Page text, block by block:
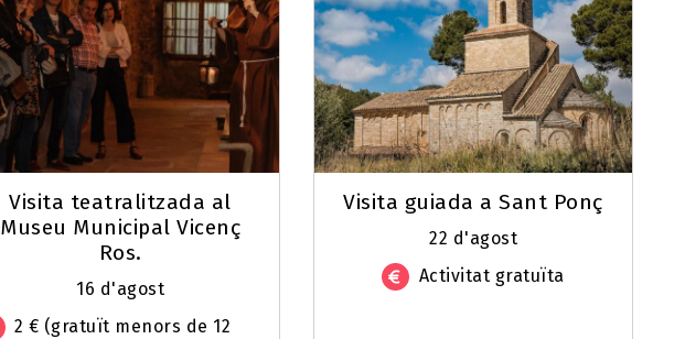
Visita teatralitzada al
Museu Municipal Vicenç
Ros.
16 d'agost
2 € (gratuït menors de 12
Visita guiada a Sant Ponç
22 d'agost
Activitat gratuïta